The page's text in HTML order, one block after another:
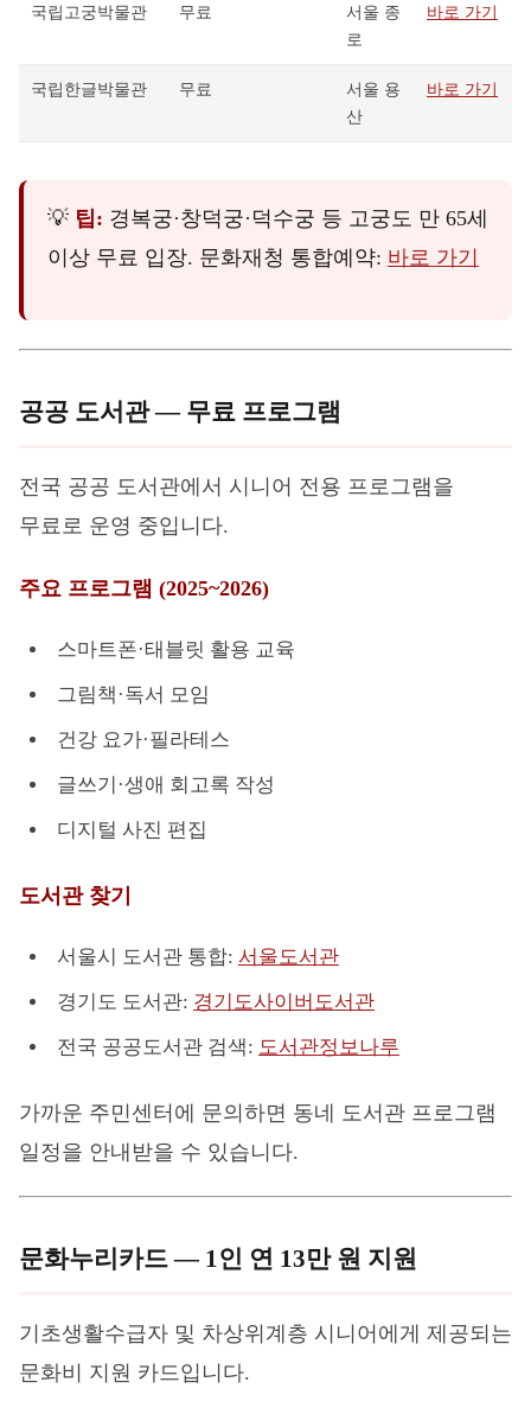
국립고궁박물관 무료
서울 종
로
바로 가기
국립한글박물관 무료
서울 용
산
바로 가기
💡 팁: 경복궁·창덕궁·덕수궁 등 고궁도 만 65세
이상 무료 입장. 문화재청 통합예약: 바로 가기
공공 도서관 — 무료 프로그램
전국 공공 도서관에서 시니어 전용 프로그램을
무료로 운영 중입니다.
주요 프로그램 (2025~2026)
스마트폰·태블릿 활용 교육
그림책·독서 모임
건강 요가·필라테스
글쓰기·생애 회고록 작성
디지털 사진 편집
도서관 찾기
서울시 도서관 통합: 서울도서관
경기도 도서관: 경기도사이버도서관
전국 공공도서관 검색: 도서관정보나루
가까운 주민센터에 문의하면 동네 도서관 프로그램
일정을 안내받을 수 있습니다.
문화누리카드 — 1인 연 13만 원 지원
기초생활수급자 및 차상위계층 시니어에게 제공되는
문화비 지원 카드입니다.